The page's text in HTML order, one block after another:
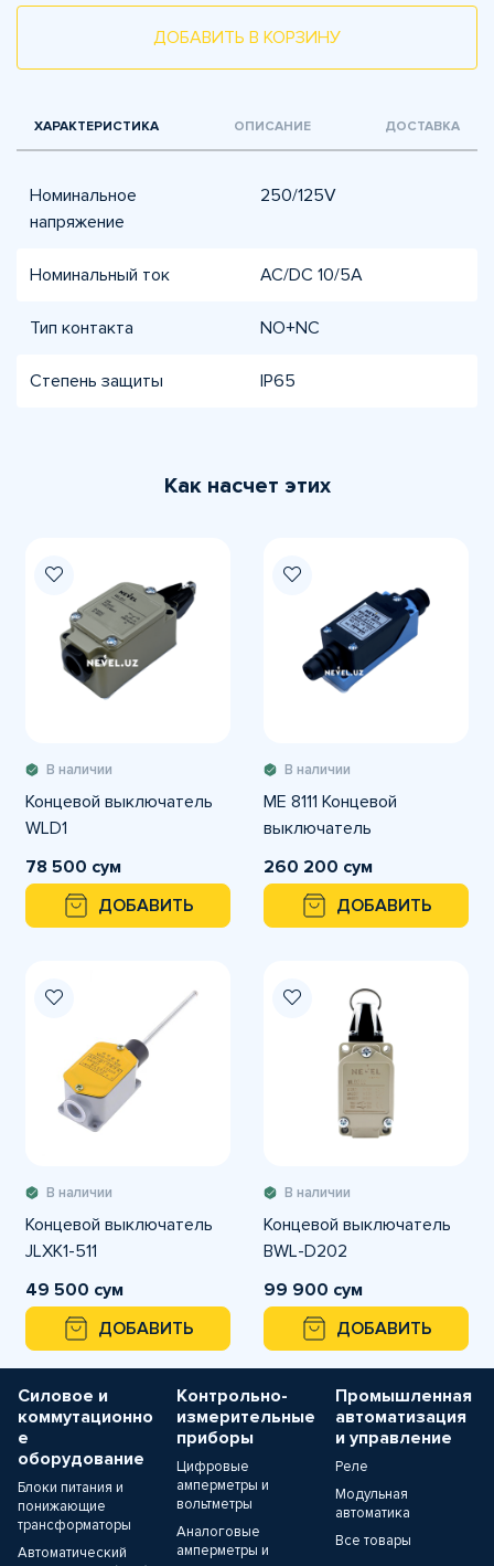
ДОБАВИТЬ В КОРЗИНУ
ХАРАКТЕРИСТИКА ОПИСАНИЕ ДОСТАВКА
Номинальное
напряжение
250/125V
Номинальный ток АС/DC 10/5А
Тип контакта NO+NC
Степень защиты IP65
Как насчет этих
В наличии
Концевой выключатель
WLD1
78 500 сум
ДОБАВИТЬ
В наличии
ME 8111 Концевой
выключатель
260 200 сум
ДОБАВИТЬ
В наличии
Концевой выключатель
JLXK1-511
49 500 сум
ДОБАВИТЬ
В наличии
Концевой выключатель
BWL-D202
99 900 сум
ДОБАВИТЬ
Силовое и
коммутационно
е
оборудование
Блоки питания и
понижающие
трансформаторы
Автоматический
Контрольно-
измерительные
приборы
Цифровые
амперметры и
вольтметры
Аналоговые
амперметры и
Промышленная
автоматизация
и управление
Реле
Модульная
автоматика
Все товары